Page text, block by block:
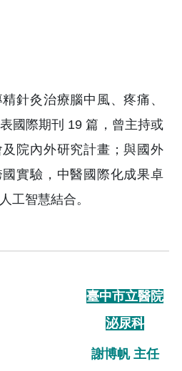
針灸治療腦中風、疼痛、
國際期刊 19 篇，曾主持或
院內外研究計畫；與國外
實驗，中醫國際化成果卓
工智慧結合。
臺中市立醫院
泌尿科
謝博帆 主任